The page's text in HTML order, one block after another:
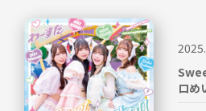
ロめ